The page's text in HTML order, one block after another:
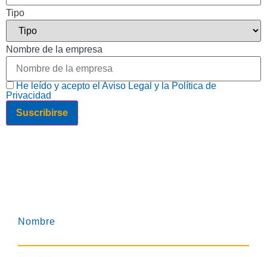
Tipo
Nombre de la empresa
He leído y acepto el Aviso Legal y la Política de
Privacidad
Nombre